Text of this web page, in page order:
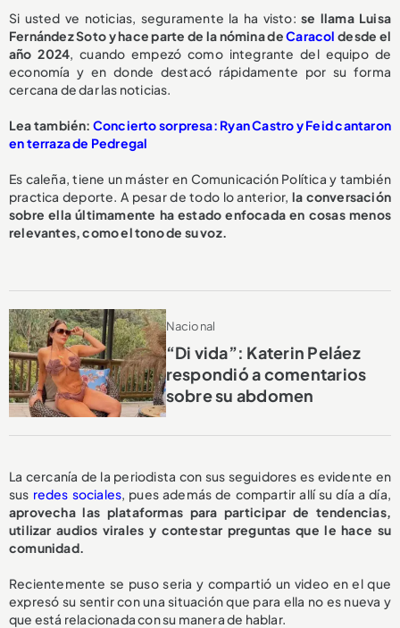
Si usted ve noticias, seguramente la ha visto:se llama Luisa
Fernández Soto y hace parte de la nómina deCaracol desde el
año 2024, cuando empezó como integrante del equipo de
economía y en donde destacó rápidamente por su forma
cercana de dar las noticias.
Lea también: Concierto sorpresa: Ryan Castro y Feid cantaron
en terraza de Pedregal
Es caleña, tiene un máster en Comunicación Política y también
practica deporte. A pesar de todo lo anterior, la conversación
sobre ella últimamente ha estado enfocada en cosas menos
relevantes, como el tono de su voz.
Nacional
“Di vida”: Katerin Peláez
respondió a comentarios
sobre su abdomen
La cercanía de la periodista con sus seguidores es evidente en
sus redes sociales, pues además de compartir allí su día a día,
aprovecha las plataformas para participar de tendencias,
utilizar audios virales y contestar preguntas que le hace su
comunidad.
Recientemente se puso seria y compartió un video en el que
expresó su sentir con una situación que para ella no es nueva y
que está relacionada con su manera de hablar.